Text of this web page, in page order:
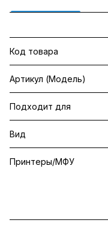
Код товара
Артикул (Модель)
Подходит для
Вид
Принтеры/МФУ